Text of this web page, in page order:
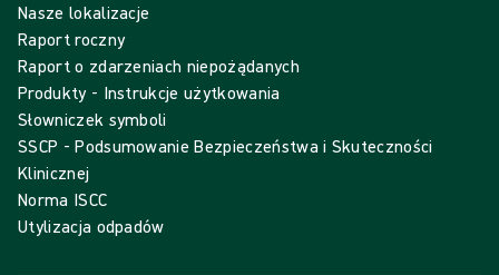
Nasze lokalizacje
Raport roczny
Raport o zdarzeniach niepożądanych
Produkty - Instrukcje użytkowania
Słowniczek symboli
SSCP - Podsumowanie Bezpieczeństwa i Skuteczności
Klinicznej
Norma ISCC
Utylizacja odpadów